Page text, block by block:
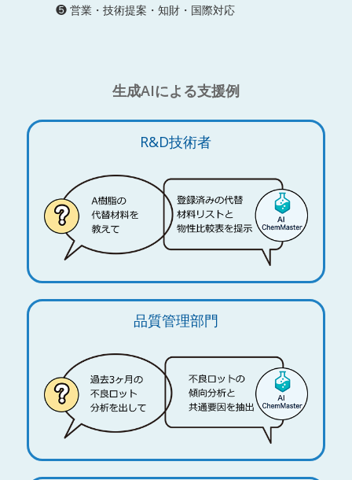
❺ 営業・技術提案・知財・国際対応
生成AIによる支援例
R&D技術者
品質管理部門